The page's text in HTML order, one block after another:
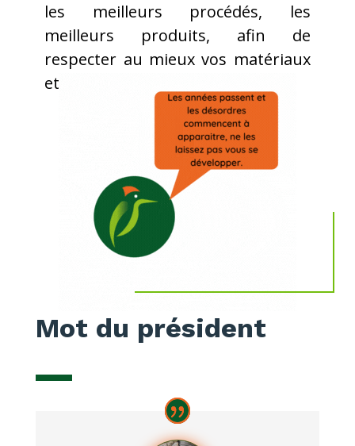
les meilleurs procédés, les
meilleurs produits, afin de
respecter au mieux vos matériaux
et notre environnement.
Mot du président